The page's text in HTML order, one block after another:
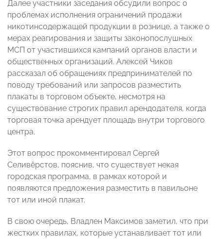
Далее участники заседания обсудили вопрос о
проблемах исполнения ограничений продажи
никотинсодержащей продукции в рознице, а также о
мерах реагирования и защиты законопослушных
МСП от участившихся кампаний органов власти и
общественных организаций. Алексей Чиков
рассказал об обращениях предпринимателей по
поводу требований или запросов разместить
плакаты в торговом объекте, несмотря на
существование строгих правил арендодателя, когда
торговая точка арендует площадь внутри торгового
центра.
Этот вопрос прокомментировал Сергей
Селивёрстов, пояснив, что существует некая
городская программа, в рамках которой и
появляются предложения разместить в павильоне
тот или иной плакат.
В свою очередь, Владлен Максимов заметил, что при
жестких правилах, которые устанавливает тот или